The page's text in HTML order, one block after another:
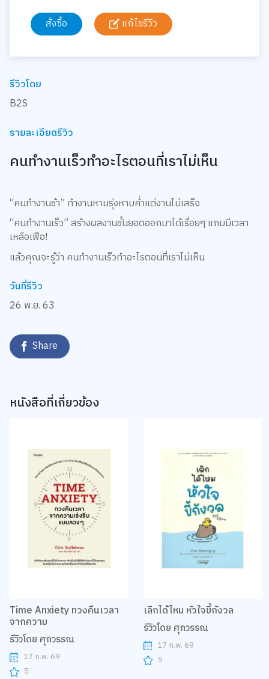
สั่งซื้อ
แก้ไขรีวิว
รีวิวโดย
B2S
รายละเอียดรีวิว
คนทำงานเร็วทำอะไรตอนที่เราไม่เห็น
“คนทำงานช้า” ทำงานหามรุ่งหามค่ำแต่งานไม่เสร็จ
“คนทำงานเร็ว” สร้างผลงานชั้นยอดออกมาได้เรื่อยๆ แถมมีเวลา
เหลือเฟือ!
แล้วคุณจะรู้ว่า คนทำงานเร็วทำอะไรตอนที่เราไม่เห็น
วันที่รีวิว
26 พ.ย. 63
Share
หนังสือที่เกี่ยวข้อง
Time Anxiety ทวงคืนเวลา
จากความ
รีวิวโดย ศุภวรรณ
17 ก.พ. 69
5
เลิกได้ไหม หัวใจขี้กังวล
รีวิวโดย ศุภวรรณ
17 ก.พ. 69
5